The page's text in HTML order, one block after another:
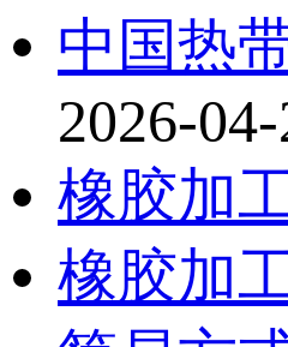
中国热
2026-
橡胶加
橡胶加